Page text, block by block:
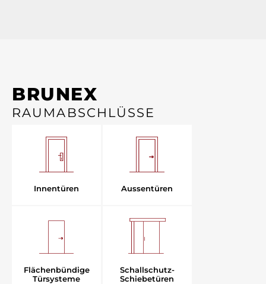
BRUNEX
RAUMABSCHLÜSSE
Innentüren Aussentüren
Flächenbündige
Türsysteme
Schallschutz-
Schiebetüren